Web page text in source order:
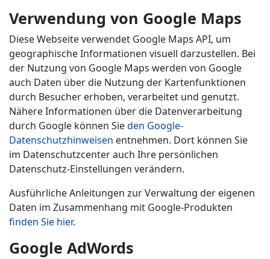
Verwendung von Google Maps
Diese Webseite verwendet Google Maps API, um
geographische Informationen visuell darzustellen. Bei
der Nutzung von Google Maps werden von Google
auch Daten über die Nutzung der Kartenfunktionen
durch Besucher erhoben, verarbeitet und genutzt.
Nähere Informationen über die Datenverarbeitung
durch Google können Sieden Google-
Datenschutzhinweisen entnehmen. Dort können Sie
im Datenschutzcenter auch Ihre persönlichen
Datenschutz-Einstellungen verändern.
Ausführliche Anleitungen zur Verwaltung der eigenen
Daten im Zusammenhang mit Google-Produkten
finden Sie hier.
Google AdWords